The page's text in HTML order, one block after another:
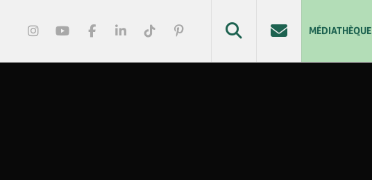
MÉDIATHÈQUE